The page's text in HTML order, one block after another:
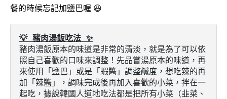
餐的時候忘記加鹽巴喔 😆
💡 豬肉湯飯吃法 ✨
豬肉湯飯原本的味道是非常的清淡，就是為了可以依
照自己喜歡的口味來調整！先品嘗湯原本的味道，再
來使用「鹽巴」或是「蝦醬」調整鹹度，想吃辣的再
加「辣醬」，調味完成後再加入喜歡的小菜，拌在一
起吃，據說韓國人道地吃法都是把所有小菜（韭菜、